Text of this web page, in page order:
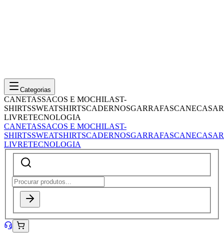
Categorias
CANETASSACOS E MOCHILAST-
SHIRTSSWEATSHIRTSCADERNOSGARRAFASCANECASAR
LIVRETECNOLOGIA
CANETASSACOS E MOCHILAST-
SHIRTSSWEATSHIRTSCADERNOSGARRAFASCANECASAR
LIVRETECNOLOGIA